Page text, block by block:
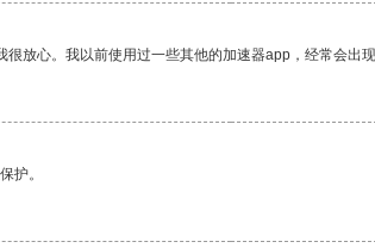
放心。我以前使用过一些其他的加速器app，经常会出
护。